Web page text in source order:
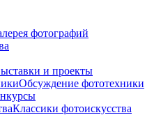
фотографий
и проекты
Обсуждение фототехники
Классики фотоискусства